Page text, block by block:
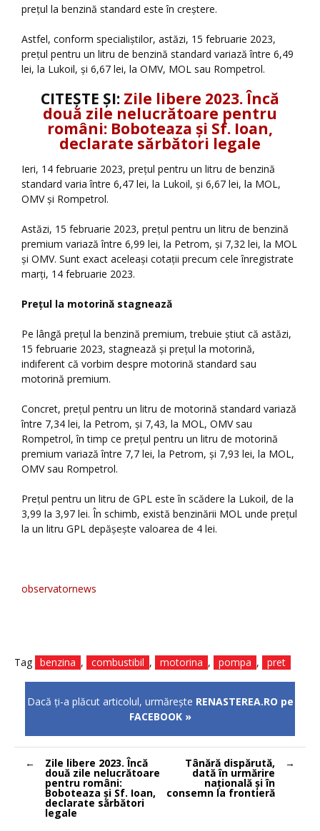
preţul la benzină standard este în creştere.
Astfel, conform specialiştilor, astăzi, 15 februarie 2023,
preţul pentru un litru de benzină standard variază între 6,49
lei, la Lukoil, şi 6,67 lei, la OMV, MOL sau Rompetrol.
CITEȘTE ȘI: Zile libere 2023. Încă
două zile nelucrătoare pentru
români: Boboteaza și Sf. Ioan,
declarate sărbători legale
Ieri, 14 februarie 2023, preţul pentru un litru de benzină
standard varia între 6,47 lei, la Lukoil, şi 6,67 lei, la MOL,
OMV şi Rompetrol.
Astăzi, 15 februarie 2023, preţul pentru un litru de benzină
premium variază între 6,99 lei, la Petrom, şi 7,32 lei, la MOL
şi OMV. Sunt exact aceleaşi cotaţii precum cele înregistrate
marţi, 14 februarie 2023.
Preţul la motorină stagnează
Pe lângă preţul la benzină premium, trebuie ştiut că astăzi,
15 februarie 2023, stagnează şi preţul la motorină,
indiferent că vorbim despre motorină standard sau
motorină premium.
Concret, preţul pentru un litru de motorină standard variază
între 7,34 lei, la Petrom, şi 7,43, la MOL, OMV sau
Rompetrol, în timp ce preţul pentru un litru de motorină
premium variază între 7,7 lei, la Petrom, şi 7,93 lei, la MOL,
OMV sau Rompetrol.
Preţul pentru un litru de GPL este în scădere la Lukoil, de la
3,99 la 3,97 lei. În schimb, există benzinării MOL unde preţul
la un litru GPL depăşeşte valoarea de 4 lei.
observatornews
Tag benzina , combustibil , motorina , pompa , pret
Dacă ţi-a plăcut articolul, urmăreşte RENASTEREA.RO pe
FACEBOOK »
Navigare
în
articole
Zile libere 2023. Încă
două zile nelucrătoare
pentru români:
Boboteaza și Sf. Ioan,
declarate sărbători
legale
Tânără dispărută,
dată în urmărire
naţională şi în
consemn la frontieră